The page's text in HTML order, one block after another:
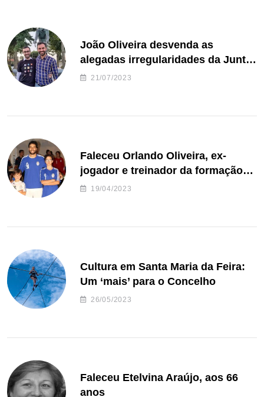
João Oliveira desvenda as
alegadas irregularidades da Junta
de Freguesia S. João de Ver
21/07/2023
Faleceu Orlando Oliveira, ex-
jogador e treinador da formação
de andebol do Feirense
19/04/2023
Cultura em Santa Maria da Feira:
Um ‘mais’ para o Concelho
26/05/2023
Faleceu Etelvina Araújo, aos 66
anos